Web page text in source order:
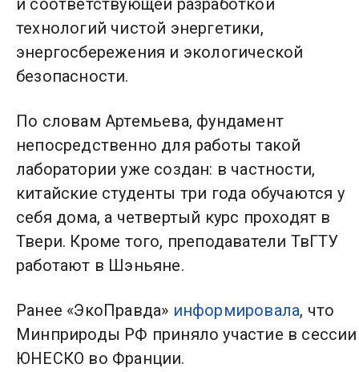
и соответствующей разработкой
технологий чистой энергетики,
энергосбережения и экологической
безопасности.
По словам Артемьева, фундамент
непосредственно для работы такой
лаборатории уже создан: в частности,
китайские студенты три года обучаются у
себя дома, а четвертый курс проходят в
Твери. Кроме того, преподаватели ТвГТУ
работают в Шэньяне.
Ранее «ЭкоПравда» информировала, что
Минприроды РФ приняло участие в сессии
ЮНЕСКО во Франции.